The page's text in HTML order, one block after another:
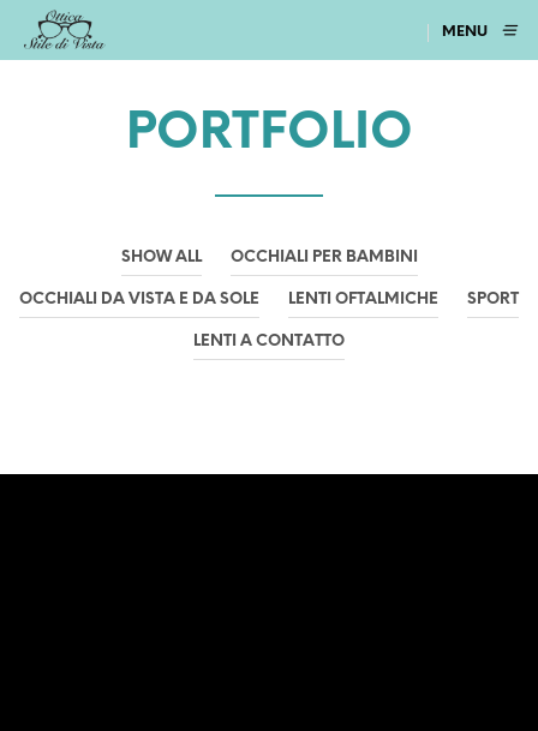
MENU
PORTFOLIO
SHOW ALL OCCHIALI PER BAMBINI
OCCHIALI DA VISTA E DA SOLE LENTI OFTALMICHE SPORT
LENTI A CONTATTO